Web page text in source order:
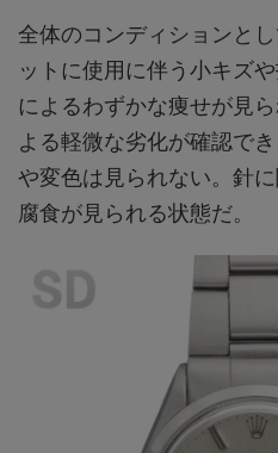
全体のコンディションと
ットに使用に伴う小キズ
によるわずかな痩せが見
よる軽微な劣化が確認で
や変色は見られない。針
腐食が見られる状態だ。